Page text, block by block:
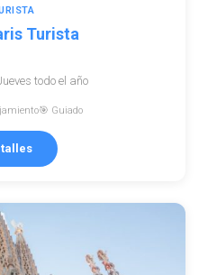
Turista
todo el año
🎯 Guiado